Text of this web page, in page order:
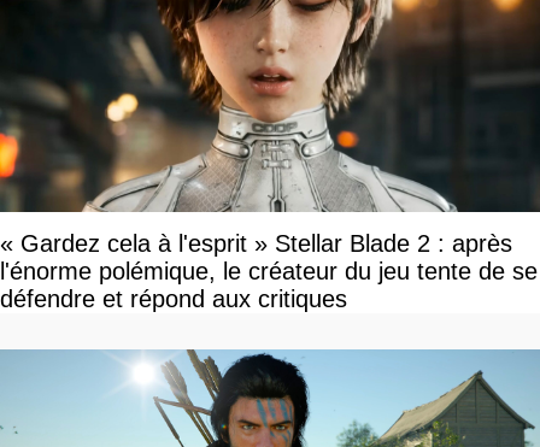
« Gardez cela à l'esprit » Stellar Blade 2 : après
l'énorme polémique, le créateur du jeu tente de se
défendre et répond aux critiques